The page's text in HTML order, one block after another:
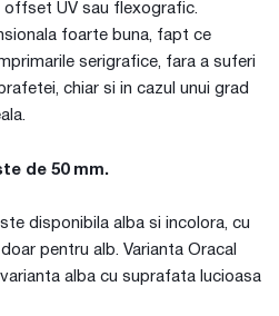
offset UV sau flexografic.
foarte buna, fapt ce
serigrafice, fara a suferi
chiar si in cazul unui grad
de 50 mm.
disponibila alba si incolora, cu
pentru alb. Varianta Oracal
alba cu suprafata lucioasa